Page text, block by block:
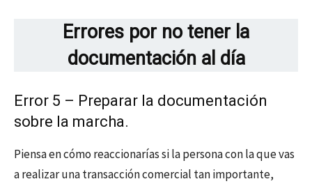
Errores por no tener la
documentación al día
Error 5 – Preparar la documentación
sobre la marcha.
Piensa en cómo reaccionarías si la persona con la que vas
a realizar una transacción comercial tan importante,